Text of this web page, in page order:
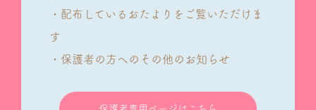
・配布しているおたよりをご覧いただけま
す
・保護者の方へのその他のお知らせ